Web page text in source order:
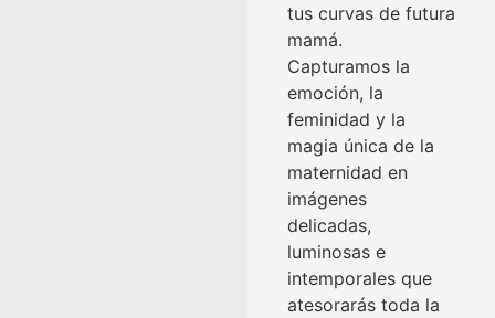
tus curvas de futura
mamá.
Capturamos la
emoción, la
feminidad y la
magia única de la
maternidad en
imágenes
delicadas,
luminosas e
intemporales que
atesorarás toda la